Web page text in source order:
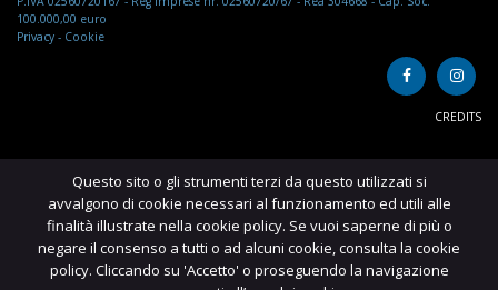
100.000,00 euro
Privacy - Cookie
CREDITS
Questo sito o gli strumenti terzi da questo utilizzati si
avvalgono di cookie necessari al funzionamento ed utili alle
finalità illustrate nella cookie policy. Se vuoi saperne di più o
negare il consenso a tutti o ad alcuni cookie, consulta la cookie
policy. Cliccando su 'Accetto' o proseguendo la navigazione